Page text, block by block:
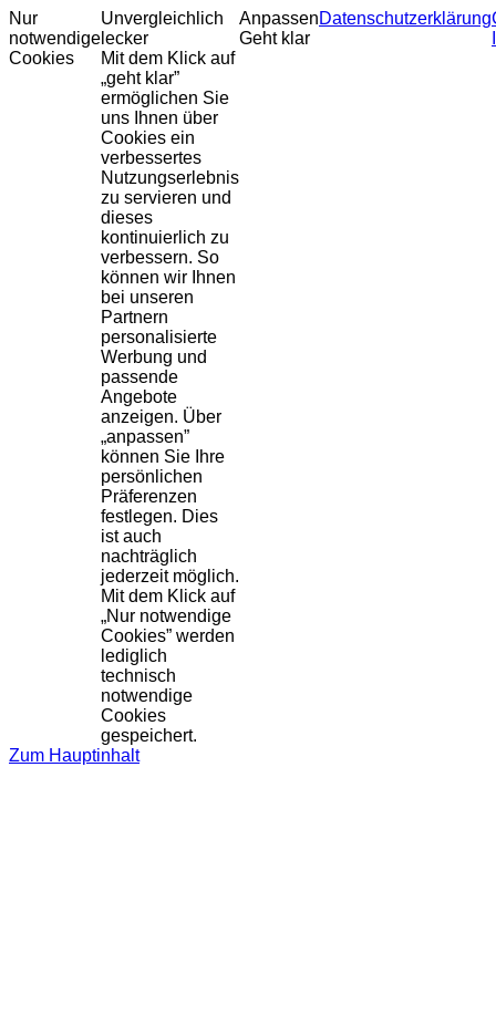
Nur
notwendige
Cookies
Unvergleichlich
lecker
Mit dem Klick auf
„geht klar”
ermöglichen Sie
uns Ihnen über
Cookies ein
verbessertes
Nutzungserlebnis
zu servieren und
dieses
kontinuierlich zu
verbessern. So
können wir Ihnen
bei unseren
Partnern
personalisierte
Werbung und
passende
Angebote
anzeigen. Über
„anpassen”
können Sie Ihre
persönlichen
Präferenzen
festlegen. Dies
ist auch
nachträglich
jederzeit möglich.
Mit dem Klick auf
„Nur notwendige
Cookies” werden
lediglich
technisch
notwendige
Cookies
gespeichert.
Anpassen
Geht klar
Datenschutzerklärung
Zum Hauptinhalt